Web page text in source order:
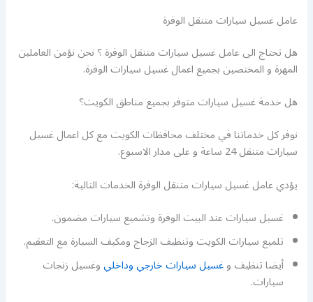
عامل غسيل سيارات متنقل الوفرة
هل تحتاج الى عامل غسيل سيارات متنقل الوفرة ؟ نحن نؤمن العاملين
المهرة و المختصين بجميع اعمال غسيل سيارات الوفرة.
هل خدمة غسيل سيارات متوفر بجميع مناطق الكويت؟
نوفر كل خدماتنا في مختلف محافظات الكويت مع كل اعمال غسيل
سيارات متنقل 24 ساعة و على مدار الاسبوع.
يؤدي عامل غسيل سيارات متنقل الوفرة الخدمات التالية:
غسيل سيارات عند البيت الوفرة وتشميع سيارات مضمون.
تلميع سيارات الكويت وتنظيف الزجاج ومكيف السيارة مع التعقيم.
أيضا تنظيف وغسيل سيارات خارجي وداخليوغسيل زنجات
سيارات.